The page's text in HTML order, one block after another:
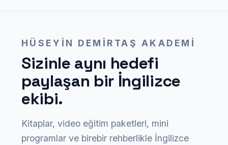
HÜSEYIN DEMIRTAŞ AKADEMI
Sizinle aynı hedefi
paylaşan bir İngilizce
ekibi.
Kitaplar, video eğitim paketleri, mini
programlar ve birebir rehberlikle İngilizce